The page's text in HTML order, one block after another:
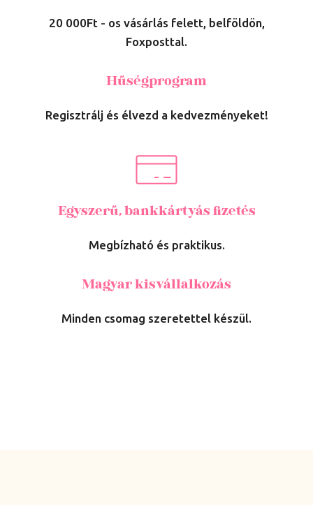
20 000Ft - os vásárlás felett, belföldön,
Foxposttal.
Hűségprogram
Regisztrálj és élvezd a kedvezményeket!
Egyszerű, bankkártyás fizetés
Megbízható és praktikus.
Magyar kisvállalkozás
Minden csomag szeretettel készül.